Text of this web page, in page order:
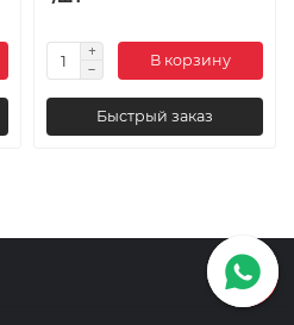
В корзину
Быстрый заказ